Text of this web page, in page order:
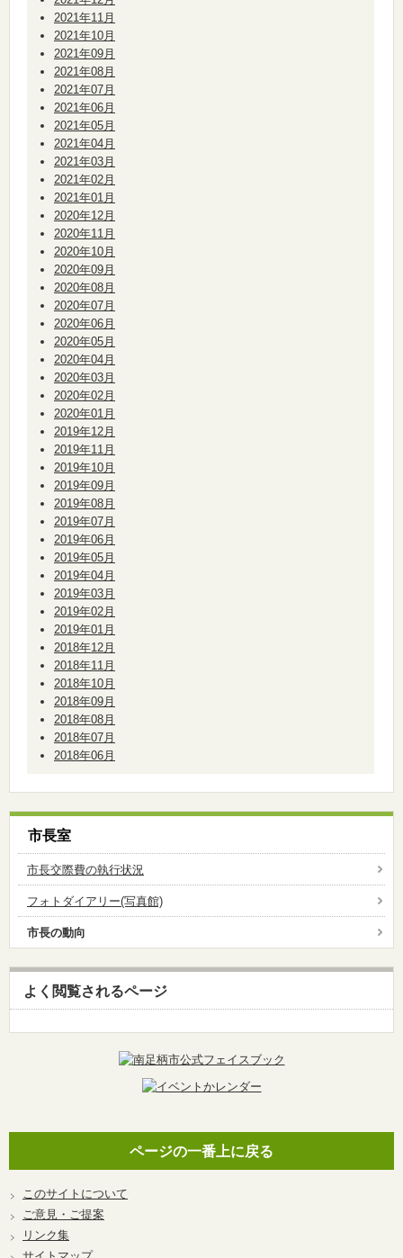
2021年11月
2021年10月
2021年09月
2021年08月
2021年07月
2021年06月
2021年05月
2021年04月
2021年03月
2021年02月
2021年01月
2020年12月
2020年11月
2020年10月
2020年09月
2020年08月
2020年07月
2020年06月
2020年05月
2020年04月
2020年03月
2020年02月
2020年01月
2019年12月
2019年11月
2019年10月
2019年09月
2019年08月
2019年07月
2019年06月
2019年05月
2019年04月
2019年03月
2019年02月
2019年01月
2018年12月
2018年11月
2018年10月
2018年09月
2018年08月
2018年07月
2018年06月
市長室
市長交際費の執行状況
フォトダイアリー(写真館)
市長の動向
よく閲覧されるページ
ページの一番上に戻る
このサイトについて
ご意見・ご提案
リンク集